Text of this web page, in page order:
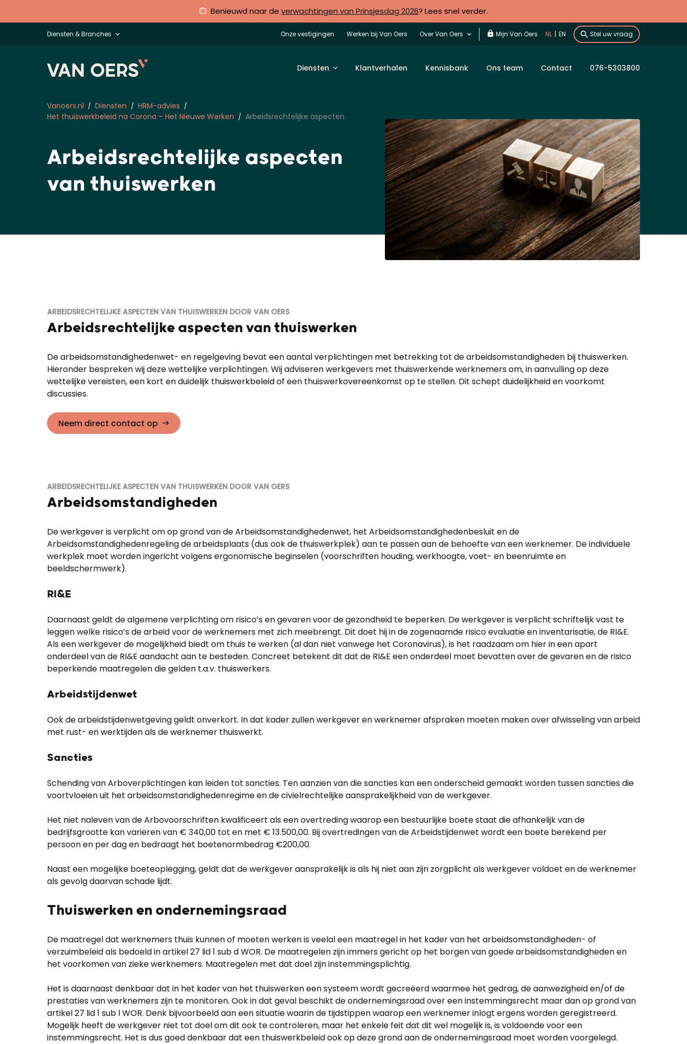
Benieuwd naar de verwachtingen van Prinsjesdag 2026? Lees snel verder.
Diensten & Branches Onze vestigingen Werken bij Van Oers Over Van Oers Mijn Van Oers NL | EN Stel uw vraag
Diensten Klantverhalen Kennisbank Ons team Contact 076-5303800
Vanoers.nl Diensten
HRM-advies
Het thuiswerkbeleid na Corona – Het Nieuwe Werken
Arbeidsrechtelijke aspecten
Arbeidsrechtelijke aspecten
van thuiswerken
ARBEIDSRECHTELIJKE ASPECTEN VAN THUISWERKEN DOOR VAN OERS
Arbeidsrechtelijke aspecten van thuiswerken
De arbeidsomstandighedenwet- en regelgeving bevat een aantal verplichtingen met betrekking tot de arbeidsomstandigheden bij thuiswerken.
Hieronder bespreken wij deze wettelijke verplichtingen. Wij adviseren werkgevers met thuiswerkende werknemers om, in aanvulling op deze
wettelijke vereisten, een kort en duidelijk thuiswerkbeleid of een thuiswerkovereenkomst op te stellen. Dit schept duidelijkheid en voorkomt
discussies.
Neem direct contact op
ARBEIDSRECHTELIJKE ASPECTEN VAN THUISWERKEN DOOR VAN OERS
Arbeidsomstandigheden
De werkgever is verplicht om op grond van de Arbeidsomstandighedenwet, het Arbeidsomstandighedenbesluit en de
Arbeidsomstandighedenregeling de arbeidsplaats (dus ook de thuiswerkplek) aan te passen aan de behoefte van een werknemer. De individuele
werkplek moet worden ingericht volgens ergonomische beginselen (voorschriften houding, werkhoogte, voet- en beenruimte en
beeldschermwerk).
RI&E
Daarnaast geldt de algemene verplichting om risico’s en gevaren voor de gezondheid te beperken. De werkgever is verplicht schriftelijk vast te
leggen welke risico’s de arbeid voor de werknemers met zich meebrengt. Dit doet hij in de zogenaamde risico evaluatie en inventarisatie, de RI&E.
Als een werkgever de mogelijkheid biedt om thuis te werken (al dan niet vanwege het Coronavirus), is het raadzaam om hier in een apart
onderdeel van de RI&E aandacht aan te besteden. Concreet betekent dit dat de RI&E een onderdeel moet bevatten over de gevaren en de risico
beperkende maatregelen die gelden t.a.v. thuiswerkers.
Arbeidstijdenwet
Ook de arbeidstijdenwetgeving geldt onverkort. In dat kader zullen werkgever en werknemer afspraken moeten maken over afwisseling van arbeid
met rust- en werktijden als de werknemer thuiswerkt.
Sancties
Schending van Arboverplichtingen kan leiden tot sancties. Ten aanzien van die sancties kan een onderscheid gemaakt worden tussen sancties die
voortvloeien uit het arbeidsomstandighedenregime en de civielrechtelijke aansprakelijkheid van de werkgever.
Het niet naleven van de Arbovoorschriften kwalificeert als een overtreding waarop een bestuurlijke boete staat die afhankelijk van de
bedrijfsgrootte kan variëren van € 340,00 tot en met € 13.500,00. Bij overtredingen van de Arbeidstijdenwet wordt een boete berekend per
persoon en per dag en bedraagt het boetenormbedrag €200,00.
Naast een mogelijke boeteoplegging, geldt dat de werkgever aansprakelijk is als hij niet aan zijn zorgplicht als werkgever voldoet en de werknemer
als gevolg daarvan schade lijdt.
Thuiswerken en ondernemingsraad
De maatregel dat werknemers thuis kunnen of moeten werken is veelal een maatregel in het kader van het arbeidsomstandigheden- of
verzuimbeleid als bedoeld in artikel 27 lid 1 sub d WOR. De maatregelen zijn immers gericht op het borgen van goede arbeidsomstandigheden en
het voorkomen van zieke werknemers. Maatregelen met dat doel zijn instemmingsplichtig.
Het is daarnaast denkbaar dat in het kader van het thuiswerken een systeem wordt gecreëerd waarmee het gedrag, de aanwezigheid en/of de
prestaties van werknemers zijn te monitoren. Ook in dat geval beschikt de ondernemingsraad over een instemmingsrecht maar dan op grond van
artikel 27 lid 1 sub l WOR. Denk bijvoorbeeld aan een situatie waarin de tijdstippen waarop een werknemer inlogt ergens worden geregistreerd.
Mogelijk heeft de werkgever niet tot doel om dit ook te controleren, maar het enkele feit dat dit wel mogelijk is, is voldoende voor een
instemmingsrecht. Het is dus goed denkbaar dat een thuiswerkbeleid ook op deze grond aan de ondernemingsraad moet worden voorgelegd.